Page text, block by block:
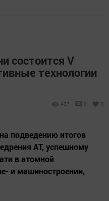
состоится V
технологии
437 0 0
подведению итогов
АТ, успешному
в атомной
и машиностроении,